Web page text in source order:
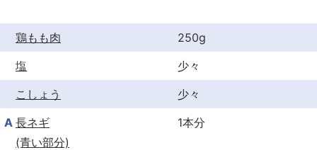
鶏もも肉
250g
塩
少々
こしょう
少々
A 長ネギ
(青い部分)
1本分